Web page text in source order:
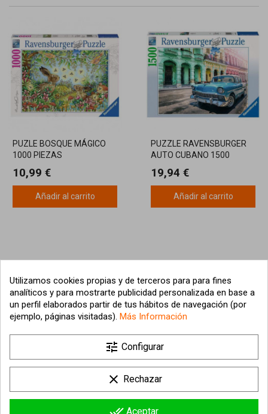
PUZLE BOSQUE MÁGICO
1000 PIEZAS
10,99 €
Añadir al carrito
PUZZLE RAVENSBURGER
AUTO CUBANO 1500
CLÁSICO DE LA HABANA
19,94 €
Añadir al carrito
Información sobre la tienda 
Utilizamos cookies propias y de terceros para para fines
analíticos y para mostrarte publicidad personalizada en base a
un perfil elaborados partir de tus hábitos de navegación (por
ejemplo, páginas visitadas). Más Información
tune Configurar
clear Rechazar
Aceptar